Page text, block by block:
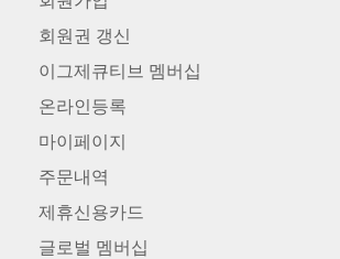
회원권 갱신
이그제큐티브 멤버십
온라인등록
마이페이지
주문내역
제휴신용카드
글로벌 멤버십